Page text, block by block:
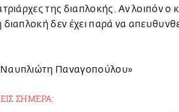
της διαπλοκής. Αν λοιπόν ο
διαπλοκή δεν έχει παρά να
Ναυπλιώτη Παναγοπούλου»
ΣΗΜΕΡΑ: